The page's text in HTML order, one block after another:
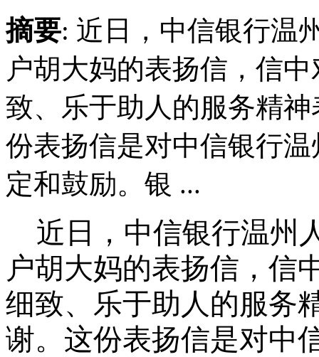
摘要: 近日，中信银行温
户胡大妈的表扬信，信
致、乐于助人的服务精
份表扬信是对中信银行
定和鼓励。银 ...
近日，中信银行温州
户胡大妈的表扬信，信
细致、乐于助人的服务
谢。这份表扬信是对中